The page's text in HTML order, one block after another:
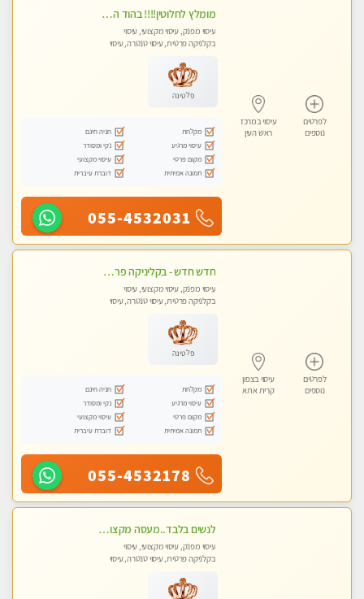
לפרטים
נוספים
עיסוי במרכז
ראש העין
מומלץ לחלוטין!!!! בהוד השרון מעסה מקצועית לעיסוי ברמה גבוהה VIP תתקשר .....
עיסוי מפנק, עיסוי מקצועי, עיסוי
בקלניקה פרטית, עיסוי טנטרה, עיסוי
פלטינה
מקלחת
חניה חינם
עיסוי מרגיע
נקי ומסודר
מקום פרטי
עיסוי מקצועי
תמונה אמיתית
דוברת עיברית
055-4532031
לפרטים
נוספים
עיסוי בצפון
קרית אתא
חדש חדש - בקליניקה פרטית בחיפה עיסוי לחידוש אנרגיות עיסוי חלומי מומלץ מאוד !
עיסוי מפנק, עיסוי מקצועי, עיסוי
בקלניקה פרטית, עיסוי טנטרה, עיסוי
פלטינה
מקלחת
חניה חינם
עיסוי מרגיע
נקי ומסודר
מקום פרטי
עיסוי מקצועי
תמונה אמיתית
דוברת עיברית
055-4532178
לנשים בלבד..מעסה מקצועי לנשים בלבד
עיסוי מפנק, עיסוי מקצועי, עיסוי
בקלניקה פרטית, עיסוי טנטרה, עיסוי